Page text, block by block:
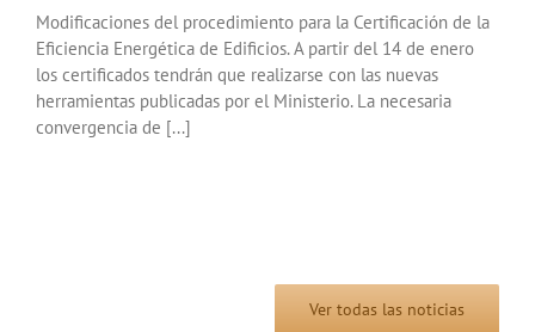
Modificaciones del procedimiento para la Certificación de la
Eficiencia Energética de Edificios. A partir del 14 de enero
los certificados tendrán que realizarse con las nuevas
herramientas publicadas por el Ministerio. La necesaria
convergencia de [...]
Ver todas las noticias